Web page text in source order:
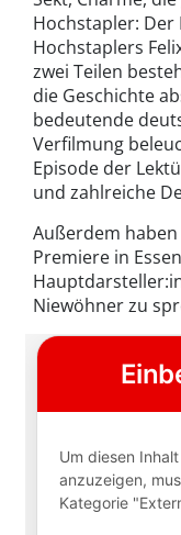
Hochstapler: Der
Hochstaplers
zwei Teilen
die Geschichte
bedeutende
Verfilmung
Episode der
und zahlreiche
Außerdem
Premiere in
Niewöhner zu